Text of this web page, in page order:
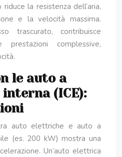
la resistenza dell’aria,
e la velocità massima.
trascurato, contribuisce
prestazioni complessive,
le auto a
(ICE):
auto elettriche e auto a
(es. 200 kW) mostra una
Un’auto elettrica